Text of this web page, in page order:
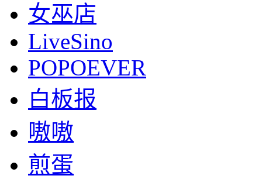
女巫店
LiveSino
POPOEVER
白板报
嗷嗷
煎蛋